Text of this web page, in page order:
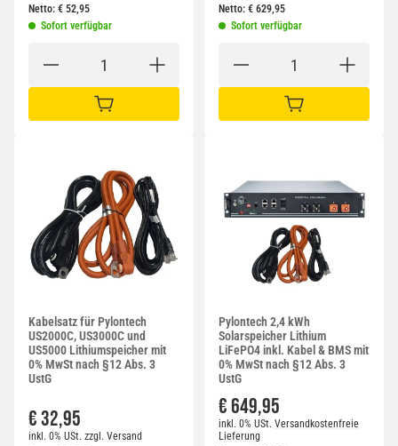
Netto: € 52,95
Sofort verfügbar
IN DEN WARENKORB
Netto: € 629,95
Sofort verfügbar
IN DEN WARENKORB
Kabelsatz für Pylontech
US2000C, US3000C und
US5000 Lithiumspeicher mit
0% MwSt nach §12 Abs. 3
UstG
€ 32,95
inkl. 0% USt. zzgl. Versand
Pylontech 2,4 kWh
Solarspeicher Lithium
LiFePO4 inkl. Kabel & BMS mit
0% MwSt nach §12 Abs. 3
UstG
€ 649,95
inkl. 0% USt. Versandkostenfreie
Lieferung